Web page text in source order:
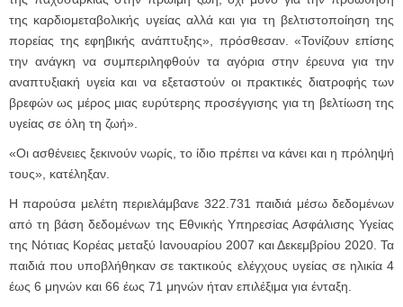
της καρδιομεταβολικής υγείας αλλά και για τη βελτιστοποίηση της
πορείας της εφηβικής ανάπτυξης», πρόσθεσαν. «Τονίζουν επίσης
την ανάγκη να συμπεριληφθούν τα αγόρια στην έρευνα για την
αναπτυξιακή υγεία και να εξεταστούν οι πρακτικές διατροφής των
βρεφών ως μέρος μιας ευρύτερης προσέγγισης για τη βελτίωση της
υγείας σε όλη τη ζωή».
«Οι ασθένειες ξεκινούν νωρίς, το ίδιο πρέπει να κάνει και η πρόληψή
τους», κατέληξαν.
Η παρούσα μελέτη περιελάμβανε 322.731 παιδιά μέσω δεδομένων
από τη βάση δεδομένων της Εθνικής Υπηρεσίας Ασφάλισης Υγείας
της Νότιας Κορέας μεταξύ Ιανουαρίου 2007 και Δεκεμβρίου 2020. Τα
παιδιά που υποβλήθηκαν σε τακτικούς ελέγχους υγείας σε ηλικία 4
έως 6 μηνών και 66 έως 71 μηνών ήταν επιλέξιμα για ένταξη.